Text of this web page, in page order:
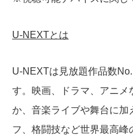
U-NEXTとは
U-NEXTは見放題作品数
す。映画、ドラマ、アニメ
か、音楽ライブや舞台に
フ、格闘技など世界最高